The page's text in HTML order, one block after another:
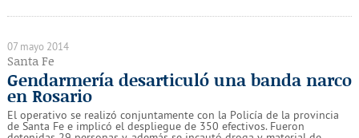
07 mayo 2014
Santa Fe
Gendarmería desarticuló una banda narco
en Rosario
El operativo se realizó conjuntamente con la Policía de la provincia
de Santa Fe e implicó el despliegue de 350 efectivos. Fueron